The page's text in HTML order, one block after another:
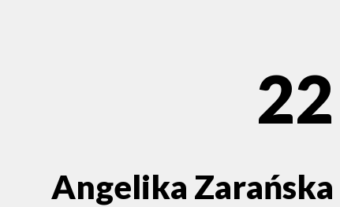
22
Angelika Zarańska